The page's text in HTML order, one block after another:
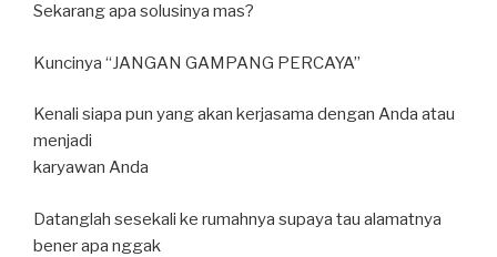
Sekarang apa solusinya mas?
Kuncinya “JANGAN GAMPANG PERCAYA”
Kenali siapa pun yang akan kerjasama dengan Anda atau
menjadi
karyawan Anda
Datanglah sesekali ke rumahnya supaya tau alamatnya
bener apa nggak